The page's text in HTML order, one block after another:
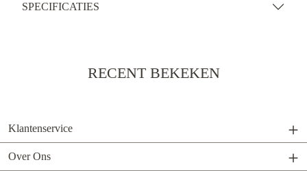
SPECIFICATIES
RECENT BEKEKEN
Klantenservice
Over Ons